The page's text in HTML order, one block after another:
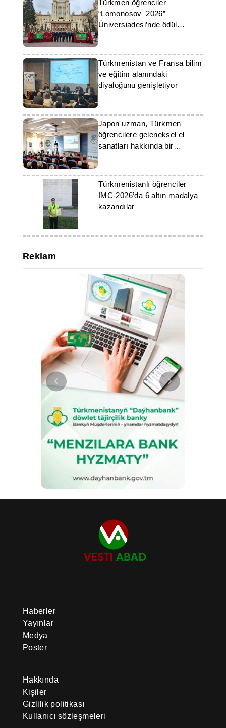
Türkmen öğrenciler
“Lomonosov–2026”
Üniversiadesi’nde ödül
kazandı
Türkmenistan ve Fransa bilim
ve eğitim alanındaki
diyaloğunu genişletiyor
Japon uzman, Türkmen
öğrencilere geleneksel el
sanatları hakkında bir
konferans verdi
Türkmenistanlı öğrenciler
IMC-2026’da 6 altın madalya
kazandılar
Reklam
Haberler
Yayınlar
Medya
Poster
Hakkında
Kişiler
Gizlilik politikası
Kullanıcı sözleşmeleri